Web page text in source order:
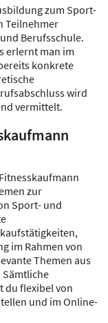
zum Sport-
Teilnehmer
Berufsschule.
erlernt man im
konkrete
wird
vermittelt.
zur
Sport- und
im Rahmen von
Themen aus
du flexibel von
und im Online-